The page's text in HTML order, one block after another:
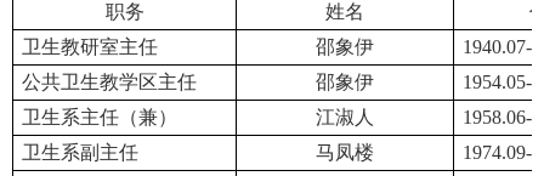
职务 姓名
卫生教研室主任
邵象伊
1940.07-
公共卫生教学区主任
邵象伊
1954.05-
卫生系主任（兼）
江淑人
1958.06-
卫生系副主任
马凤楼
1974.09-